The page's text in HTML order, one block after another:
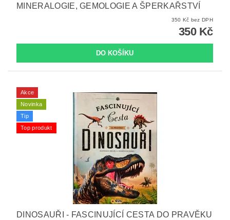
MINERALOGIE, GEMOLOGIE A ŠPERKAŘSTVÍ
350 Kč bez DPH
350 Kč
Akce
Novinka
Tip
Top produkt
DINOSAUŘI - FASCINUJÍCÍ CESTA DO PRAVĚKU